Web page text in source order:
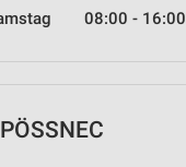
08:00 - 16:00